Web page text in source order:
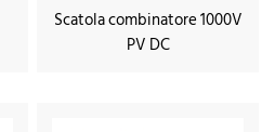
Scatola combinatore 1000V
PV DC